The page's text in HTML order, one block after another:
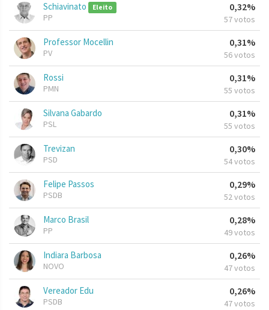
Schiavinato Eleito
PP
0,32%
57 votos
Professor Mocellin
PV
0,31%
56 votos
Rossi
PMN
0,31%
55 votos
Silvana Gabardo
PSL
0,31%
55 votos
Trevizan
PSD
0,30%
54 votos
Felipe Passos
PSDB
0,29%
52 votos
Marco Brasil
PP
0,28%
49 votos
Indiara Barbosa
NOVO
0,26%
47 votos
Vereador Edu
PSDB
0,26%
47 votos